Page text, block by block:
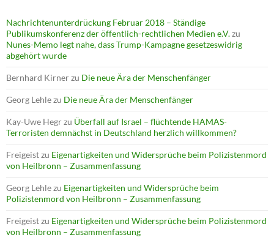
Nachrichtenunterdrückung Februar 2018 – Ständige
Publikumskonferenz der öffentlich-rechtlichen Medien e.V.zu
Nunes-Memo legt nahe, dass Trump-Kampagne gesetzeswidrig
abgehört wurde
Bernhard Kirnerzu Die neue Ära der Menschenfänger
Georg Lehlezu Die neue Ära der Menschenfänger
Kay-Uwe Hegrzu Überfall auf Israel – flüchtende HAMAS-
Terroristen demnächst in Deutschland herzlich willkommen?
Freigeistzu Eigenartigkeiten und Widersprüche beim Polizistenmord
von Heilbronn – Zusammenfassung
Georg Lehlezu Eigenartigkeiten und Widersprüche beim
Polizistenmord von Heilbronn – Zusammenfassung
Freigeistzu Eigenartigkeiten und Widersprüche beim Polizistenmord
von Heilbronn – Zusammenfassung